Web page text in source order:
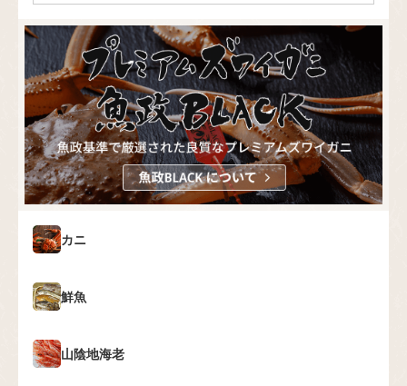
カニ
鮮魚
山陰地海老